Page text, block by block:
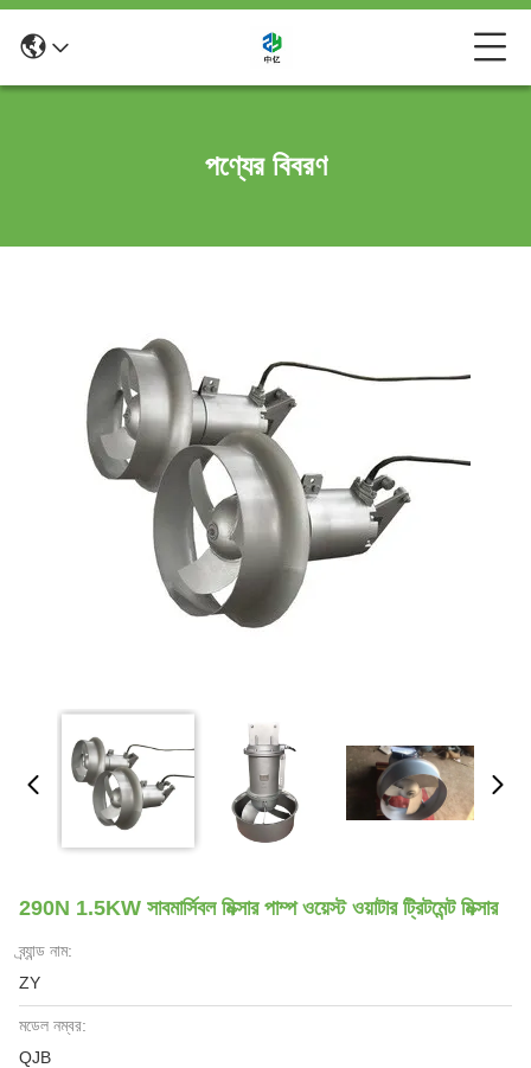
পণ্যের বিবরণ
290N 1.5KW সাবমার্সিবল মিক্সার পাম্প ওয়েস্ট ওয়াটার ট্রিটমেন্ট মিক্সার
ব্র্যান্ড নাম:
ZY
মডেল নম্বর:
QJB